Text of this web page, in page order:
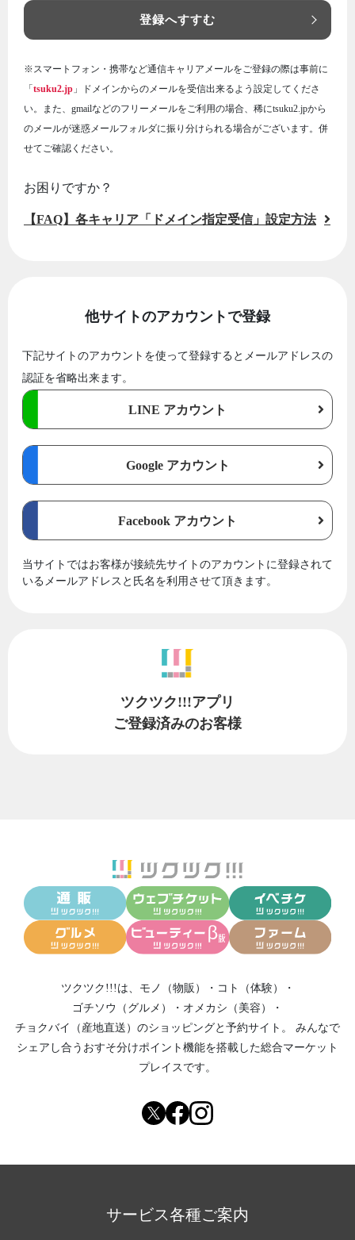
登録へすすむ
※スマートフォン・携帯など通信キャリアメールをご登録の際は事前に
「 tsuku2.jp 」ドメインからのメールを受信出来るよう設定してくださ
い。また、gmailなどのフリーメールをご利用の場合、稀にtsuku2.jpから
のメールが迷惑メールフォルダに振り分けられる場合がございます。併
せてご確認ください。
お困りですか？
【FAQ】各キャリア「ドメイン指定受信」設定方法
他サイトのアカウントで登録
下記サイトのアカウントを使って登録するとメールアドレスの
認証を省略出来ます。
LINE アカウント
Google アカウント
Facebook アカウント
当サイトではお客様が接続先サイトのアカウントに登録されて
いるメールアドレスと氏名を利用させて頂きます。
ツクツク!!!アプリ
ご登録済みのお客様
ツクツク!!!は、 モノ（物販） ・ コト（体験）
・
ゴチソウ（グルメ）
・ オメカシ（美容）
・
チョクバイ（産地直送） のショッピングと予約サイト。
みんなで
シェアし合う おすそ分けポイント機能を搭載した総合マーケット
プレイスです。
サービス各種ご案内